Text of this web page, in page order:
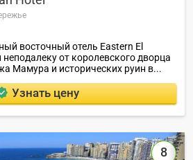
восточный отель Eastern El
от королевского дворца
Мамура и исторических руин в...
Узнать цену
8